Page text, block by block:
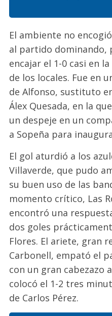
El ambiente no
al partido dominando,
encajar el 1-0 casi en
de los locales. Fue en
de Alfonso, sustituto
Álex Quesada, en la
un despeje en un
a Sopeña para
El gol aturdió a los
Villaverde, que pudo
su buen uso de las
momento crítico, Las
encontró una
dos goles
Flores. El ariete, gran
Carbonell, empató el
con un gran cabezazo
colocó el 1-2 tres
de Carlos Pérez.